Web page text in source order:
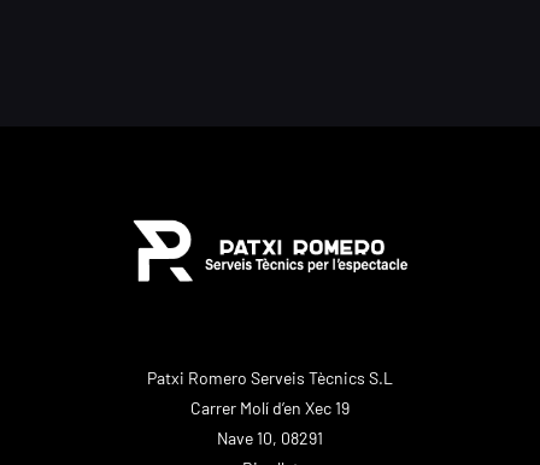
Patxi Romero Serveis Tècnics S.L
Carrer Molí d’en Xec 19
Nave 10, 08291